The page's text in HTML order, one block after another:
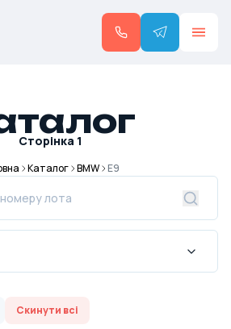
Сторінка 1
Каталог BMW E9
Скинути всі